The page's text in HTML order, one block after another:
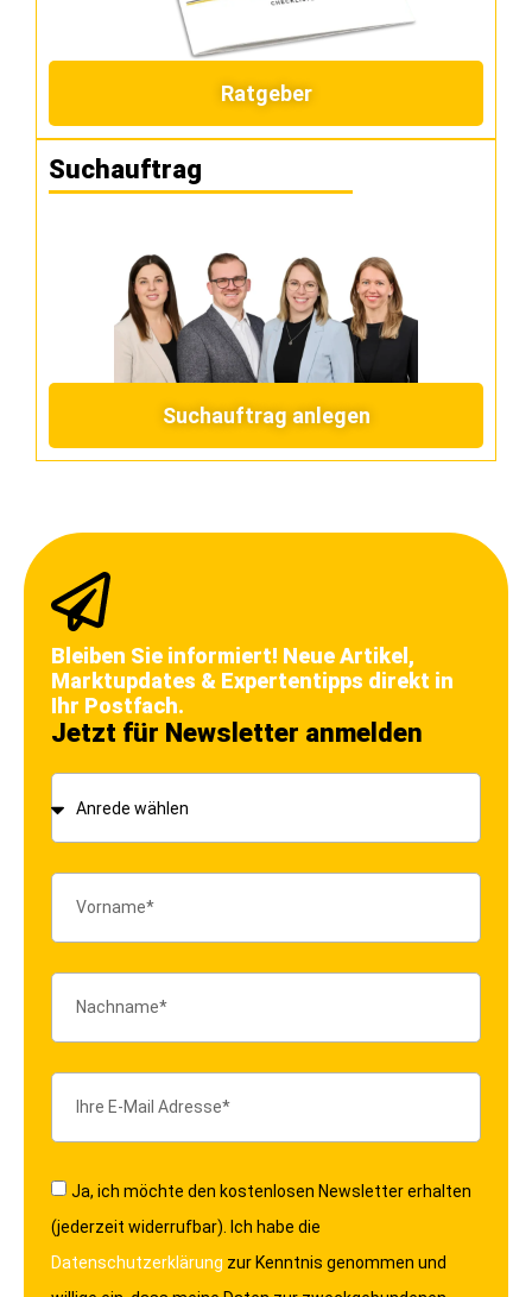
Ratgeber
Suchauftrag
Suchauftrag anlegen
Bleiben Sie informiert! Neue Artikel,
Marktupdates & Expertentipps direkt in
Ihr Postfach.
Jetzt für Newsletter anmelden
Ja, ich möchte den kostenlosen Newsletter erhalten
(jederzeit widerrufbar). Ich habe die
Datenschutzerklärung zur Kenntnis genommen und